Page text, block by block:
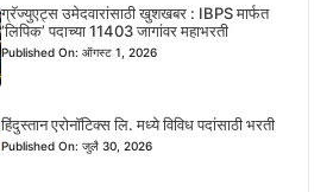
ग्रॅज्युएट्स उमेदवारांसाठी खुशखबर : IBPS मार्फत
‘लिपिक’ पदाच्या 11403 जागांवर महाभरती
Published On: ऑगस्ट 1, 2026
हिंदुस्तान एरोनॉटिक्स लि. मध्ये विविध पदांसाठी भरती
Published On: जुलै 30, 2026